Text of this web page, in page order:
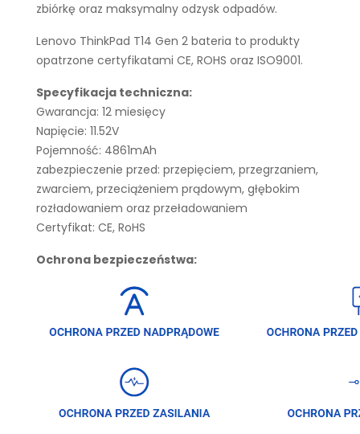
zbiórkę oraz maksymalny odzysk odpadów.
Lenovo ThinkPad T14 Gen 2 bateria to produkty
opatrzone certyfikatami CE, ROHS oraz ISO9001.
Specyfikacja techniczna:
Gwarancja: 12 miesięcy
Napięcie: 11.52V
Pojemność: 4861mAh
zabezpieczenie przed: przepięciem, przegrzaniem,
zwarciem, przeciążeniem prądowym, głębokim
rozładowaniem oraz przeładowaniem
Certyfikat: CE, RoHS
Ochrona bezpieczeństwa: